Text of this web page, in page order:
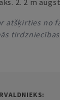
2. 2 m
atšķirties no